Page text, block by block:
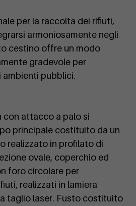
per la raccolta dei rifiuti,
armoniosamente negli
cestino offre un modo
gradevole per
ambienti pubblici.
con attacco a palo si
principale costituito da un
realizzato in profilato di
ovale, coperchio ed
foro circolare per
realizzati in lamiera
taglio laser. Fusto costituito